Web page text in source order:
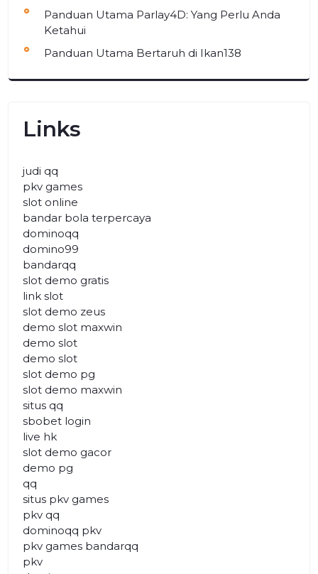
Panduan Utama Parlay4D: Yang Perlu Anda
Ketahui
Panduan Utama Bertaruh di Ikan138
Links
judi qq
pkv games
slot online
bandar bola terpercaya
dominoqq
domino99
bandarqq
slot demo gratis
link slot
slot demo zeus
demo slot maxwin
demo slot
demo slot
slot demo pg
slot demo maxwin
situs qq
sbobet login
live hk
slot demo gacor
demo pg
qq
situs pkv games
pkv qq
dominoqq pkv
pkv games bandarqq
pkv